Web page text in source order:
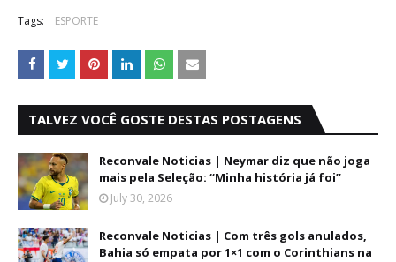
Tags: ESPORTE
TALVEZ VOCÊ GOSTE DESTAS POSTAGENS
Reconvale Noticias | Neymar diz que não joga
mais pela Seleção: “Minha história já foi”
July 30, 2026
Reconvale Noticias | Com três gols anulados,
Bahia só empata por 1×1 com o Corinthians na